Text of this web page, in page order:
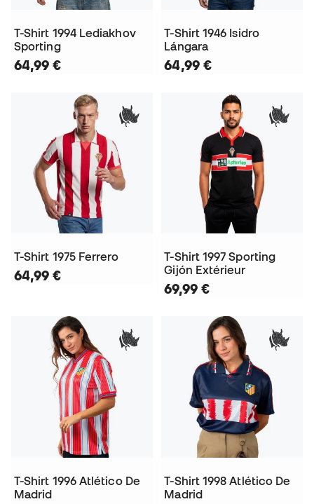
T-Shirt 1994 Lediakhov
Sporting
64,99 €
T-Shirt 1946 Isidro
Lángara
64,99 €
T-Shirt 1975 Ferrero
64,99 €
T-Shirt 1997 Sporting
Gijón Extérieur
69,99 €
T-Shirt 1996 Atlético De
Madrid
T-Shirt 1998 Atlético De
Madrid